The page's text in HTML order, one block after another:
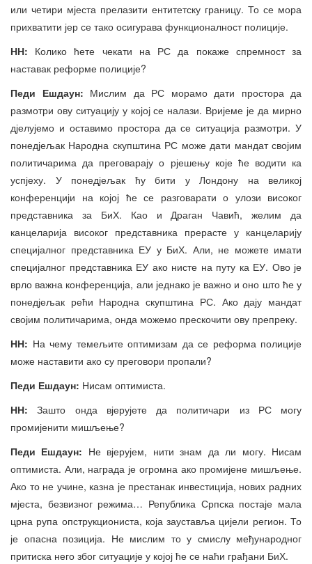
или четири мјеста прелазити ентитетску границу. То се мора
прихватити јер се тако осигурава функционалност полиције.
НН: Колико ћете чекати на РС да покаже спремност за
наставак реформе полиције?
Педи Ешдаун: Мислим да РС морамо дати простора да
размотри ову ситуацију у којој се налази. Вријеме је да мирно
дјелујемо и оставимо простора да се ситуација размотри. У
понедјељак Народна скупштина РС може дати мандат својим
политичарима да преговарају о рјешењу које ће водити ка
успјеху. У понедјељак ћу бити у Лондону на великој
конференцији на којој ће се разговарати о улози високог
представника за БиХ. Као и Драган Чавић, желим да
канцеларија високог представника прерасте у канцеларију
специјалног представника ЕУ у БиХ. Али, не можете имати
специјалног представника ЕУ ако нисте на путу ка ЕУ. Ово је
врло важна конференција, али једнако је важно и оно што ће у
понедјељак рећи Народна скупштина РС. Ако дају мандат
својим политичарима, онда можемо прескочити ову препреку.
НН: На чему темељите оптимизам да се реформа полиције
може наставити ако су преговори пропали?
Педи Ешдаун: Нисам оптимиста.
НН: Зашто онда вјерујете да политичари из РС могу
промијенити мишљење?
Педи Ешдаун: Не вјерујем, нити знам да ли могу. Нисам
оптимиста. Али, награда је огромна ако промијене мишљење.
Ако то не учине, казна је престанак инвестиција, нових радних
мјеста, безвизног режима… Република Српска постаје мала
црна рупа опструкциониста, која зауставља цијели регион. То
је опасна позиција. Не мислим то у смислу међународног
притиска него због ситуације у којој ће се наћи грађани БиХ.